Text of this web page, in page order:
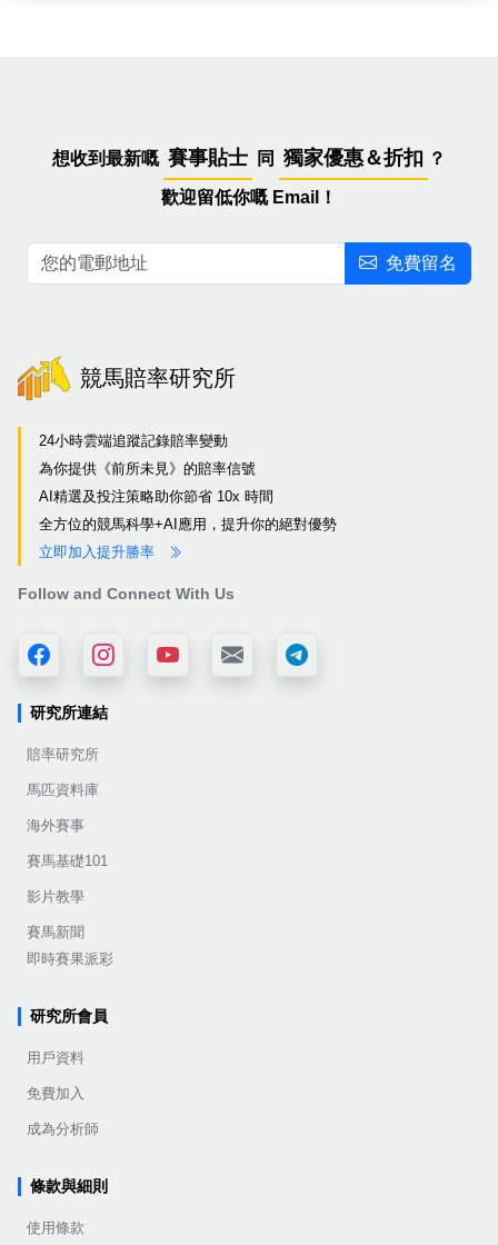
想收到最新嘅 賽事貼士 同 獨家優惠＆折扣 ？
歡迎留低你嘅 Email！
免費留名
競馬賠率研究所
24小時雲端追蹤記錄賠率變動
為你提供《前所未見》的賠率信號
AI精選及投注策略助你節省 10x 時間
全方位的競馬科學+AI應用，提升你的絕對優勢
立即加入提升勝率
Follow and Connect With Us
研究所連結
賠率研究所
馬匹資料庫
海外賽事
賽馬基礎101
影片教學
賽馬新聞
即時賽果派彩
研究所會員
用戶資料
免費加入
成為分析師
條款與細則
使用條款